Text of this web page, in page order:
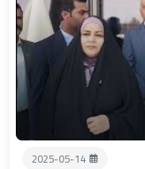
2025-05-14